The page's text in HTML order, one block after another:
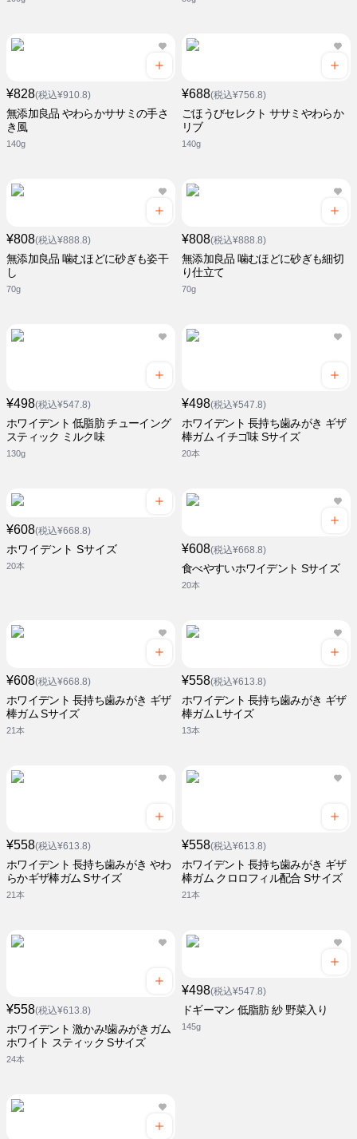
¥828(税込¥910.8)
無添加良品 やわらかササミの手さ
き風
140g
¥688(税込¥756.8)
ごほうびセレクト ササミやわらか
リブ
140g
¥808(税込¥888.8)
無添加良品 噛むほどに砂ぎも姿干
し
70g
¥808(税込¥888.8)
無添加良品 噛むほどに砂ぎも細切
り仕立て
70g
¥498(税込¥547.8)
ホワイデント 低脂肪 チューイング
スティック ミルク味
130g
¥498(税込¥547.8)
ホワイデント 長持ち歯みがき ギザ
棒ガム イチゴ味 Sサイズ
20本
¥608(税込¥668.8)
ホワイデント Sサイズ
20本
¥608(税込¥668.8)
食べやすいホワイデント Sサイズ
20本
¥608(税込¥668.8)
ホワイデント 長持ち歯みがき ギザ
棒ガム Sサイズ
21本
¥558(税込¥613.8)
ホワイデント 長持ち歯みがき ギザ
棒ガム Lサイズ
13本
¥558(税込¥613.8)
ホワイデント 長持ち歯みがき やわ
らかギザ棒ガム Sサイズ
21本
¥558(税込¥613.8)
ホワイデント 長持ち歯みがき ギザ
棒ガム クロロフィル配合 Sサイズ
21本
¥558(税込¥613.8)
ホワイデント 激かみ!歯みがきガム
ホワイト スティック Sサイズ
24本
¥498(税込¥547.8)
ドギーマン 低脂肪 紗 野菜入り
145g